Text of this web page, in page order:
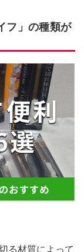
フ」の種類が
る材質によって